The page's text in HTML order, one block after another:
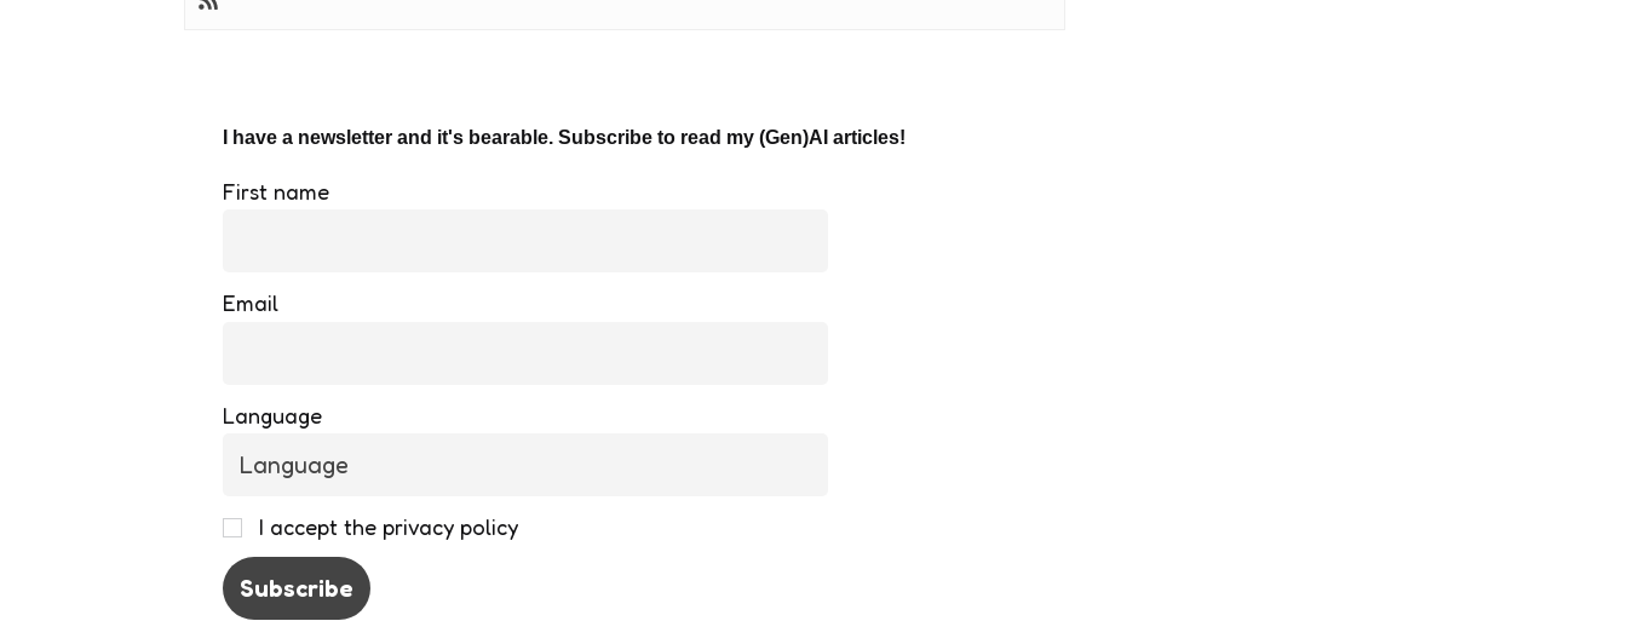
I have a newsletter and it's bearable. Subscribe to read my (Gen)AI articles!
First name
Email
Language
I accept the privacy policy